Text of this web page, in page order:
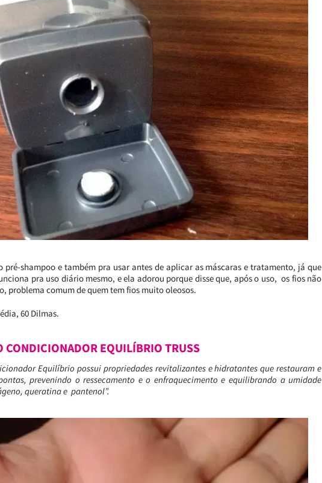
pré-shampoo e também pra usar antes de aplicar as máscaras e tratamento, já que
pra uso diário mesmo, e ela adorou porque disse que, após o uso, os fios não
problema comum de quem tem fios muito oleosos.
60 Dilmas.
CONDICIONADOR EQUILÍBRIO TRUSS
Equilíbrio possui propriedades revitalizantes e hidratantes que restauram e
prevenindo o ressecamento e o enfraquecimento e equilibrando a umidade
queratina e pantenol”.